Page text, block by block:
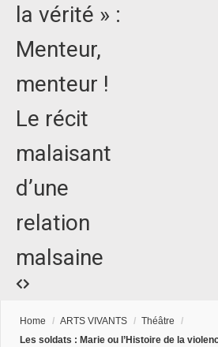
la vérité » :
Menteur,
menteur !
Le récit
malaisant
d’une
relation
malsaine
Home / ARTS VIVANTS / Théâtre
/
Les soldats : Marie ou l’Histoire de la